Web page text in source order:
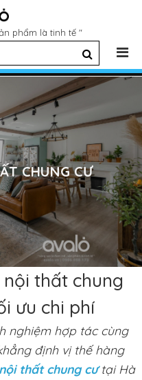
phẩm là tinh tế "
CHUNG CƯ
nội thất chung
ưu chi phí
nghiệm hợp tác cùng
định vị thế hàng
thất chung cưtại Hà